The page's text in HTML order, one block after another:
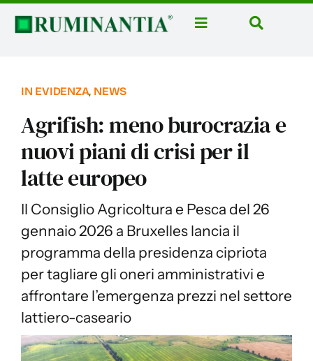
Salta
Toggle
Aziende
Domus Casei
Eventi
Ruminantia Mese
Toggle
IN EVIDENZA, NEWS
Agrifish: meno burocrazia e
nuovi piani di crisi per il
latte europeo
Il Consiglio Agricoltura e Pesca del 26
gennaio 2026 a Bruxelles lancia il
programma della presidenza cipriota
per tagliare gli oneri amministrativi e
affrontare l’emergenza prezzi nel settore
lattiero-caseario